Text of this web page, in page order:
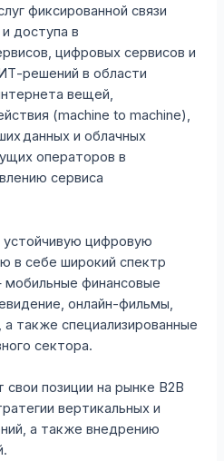
фиксированной связи
доступа в
цифровых сервисов и
решений в области
вещей,
(machine to machine),
данных и облачных
операторов в
сервиса
цифровую
в себе широкий спектр
мобильные финансовые
онлайн-фильмы,
также специализированные
сектора.
свои позиции на рынке B2B
вертикальных и
а также внедрению